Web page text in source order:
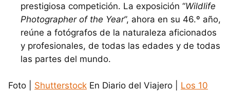
prestigiosa competición. La exposición “Wildlife
Photographer of the Year”, ahora en su 46.º año,
reúne a fotógrafos de la naturaleza aficionados
y profesionales, de todas las edades y de todas
las partes del mundo.
Foto | Shutterstock En Diario del Viajero | Los 10